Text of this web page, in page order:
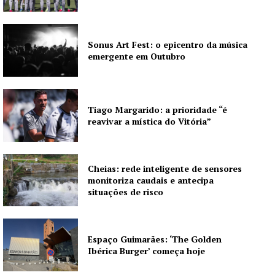
Guimarães, agora!
Institucional
Artigos
Edição Digital
Europa
Grande Entrevista
Publicidade
Sonus Art Fest: o epicentro da música
emergente em Outubro
Tiago Margarido: a prioridade “é
reavivar a mística do Vitória”
Cheias: rede inteligente de sensores
monitoriza caudais e antecipa
situações de risco
Espaço Guimarães: ‘The Golden
Ibérica Burger’ começa hoje